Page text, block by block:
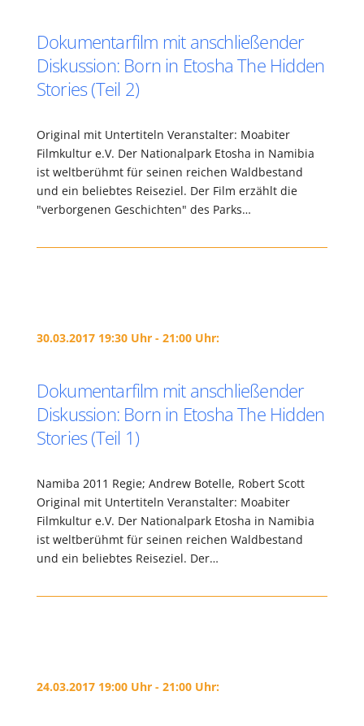
Dokumentarfilm mit anschließender
Diskussion: Born in Etosha The Hidden
Stories (Teil 2)
Original mit Untertiteln Veranstalter: Moabiter
Filmkultur e.V. Der Nationalpark Etosha in Namibia
ist weltberühmt für seinen reichen Waldbestand
und ein beliebtes Reiseziel. Der Film erzählt die
"verborgenen Geschichten" des Parks…
30.03.2017 19:30 Uhr - 21:00 Uhr:
Dokumentarfilm mit anschließender
Diskussion: Born in Etosha The Hidden
Stories (Teil 1)
Namiba 2011 Regie; Andrew Botelle, Robert Scott
Original mit Untertiteln Veranstalter: Moabiter
Filmkultur e.V. Der Nationalpark Etosha in Namibia
ist weltberühmt für seinen reichen Waldbestand
und ein beliebtes Reiseziel. Der…
24.03.2017 19:00 Uhr - 21:00 Uhr: